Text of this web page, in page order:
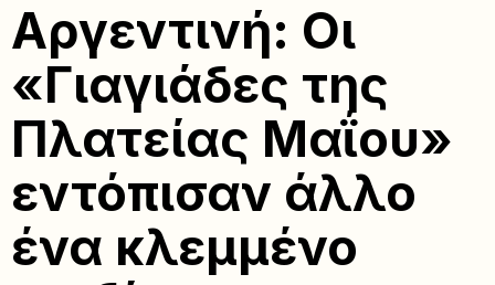
Αργεντινή: Οι
«Γιαγιάδες της
Πλατείας Μαΐου»
εντόπισαν άλλο
ένα κλεμμένο